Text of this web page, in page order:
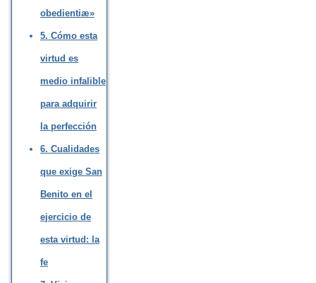
obedientiæ»
5. Cómo esta
virtud es
medio infalible
para adquirir
la perfección
6. Cualidades
que exige San
Benito en el
ejercicio de
esta virtud: la
fe